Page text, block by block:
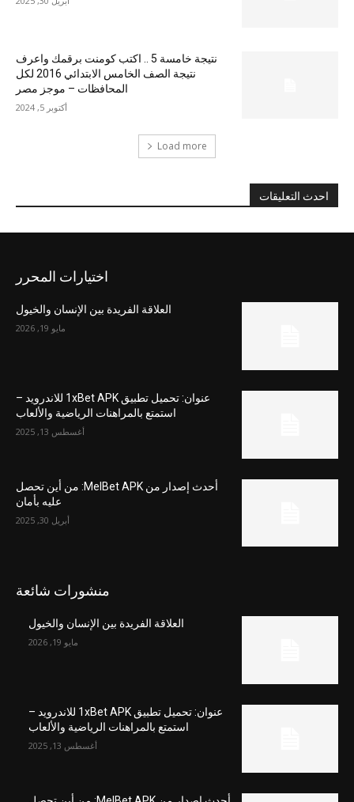
نتيجة خامسة 5 .. اكتب كومنت برقمك واعرف
نتيجة الصف الخامس الابتدائي 2016 لكل
المحافظات – موجز مصر
أكتوبر 5, 2024
Load more
احدث التعليقات
اختيارات المحرر
العلاقة الفريدة بين الإنسان والخيول
مايو 19, 2026
عنوان: تحميل تطبيق 1xBet APK للاندرويد –
استمتع بالمراهنات الرياضية والألعاب
أغسطس 13, 2025
أحدث إصدار من MelBet APK: من أين تحصل
عليه بأمان
أبريل 30, 2025
منشورات شائعة
العلاقة الفريدة بين الإنسان والخيول
مايو 19, 2026
عنوان: تحميل تطبيق 1xBet APK للاندرويد –
استمتع بالمراهنات الرياضية والألعاب
أغسطس 13, 2025